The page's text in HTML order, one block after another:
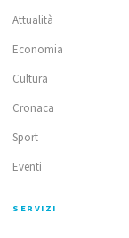
Attualità
Economia
Cultura
Cronaca
Sport
Eventi
SERVIZI